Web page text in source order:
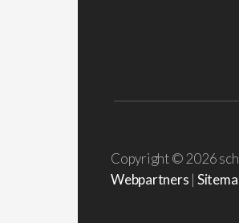
Copyright © 2026
Webpartners |